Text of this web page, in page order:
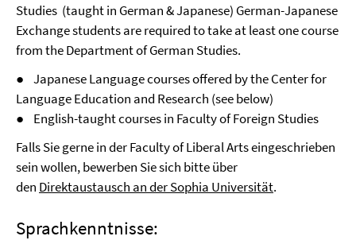
Studies (taught in German & Japanese) German-Japanese
Exchange students are required to take at least one course
from the Department of German Studies.
● Japanese Language courses offered by the Center for
Language Education and Research (see below)
● English-taught courses in Faculty of Foreign Studies
Falls Sie gerne in der Faculty of Liberal Arts eingeschrieben
sein wollen, bewerben Sie sich bitte über
den Direktaustausch an der Sophia Universität.
Sprachkenntnisse: